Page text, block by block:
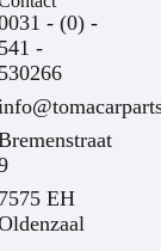
- (0) -
541 -
530266
7575 EH